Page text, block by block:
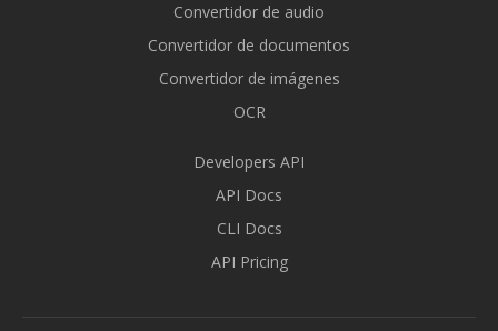
Convertidor de audio
Convertidor de documentos
Convertidor de imágenes
OCR
Developers API
API Docs
CLI Docs
API Pricing